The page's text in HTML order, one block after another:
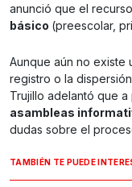
anunció que el
básico (preescolar,
Aunque aún no existe
registro o la
Trujillo adelantó que a
asambleas
dudas sobre el
TAMBIÉN TE PUEDE